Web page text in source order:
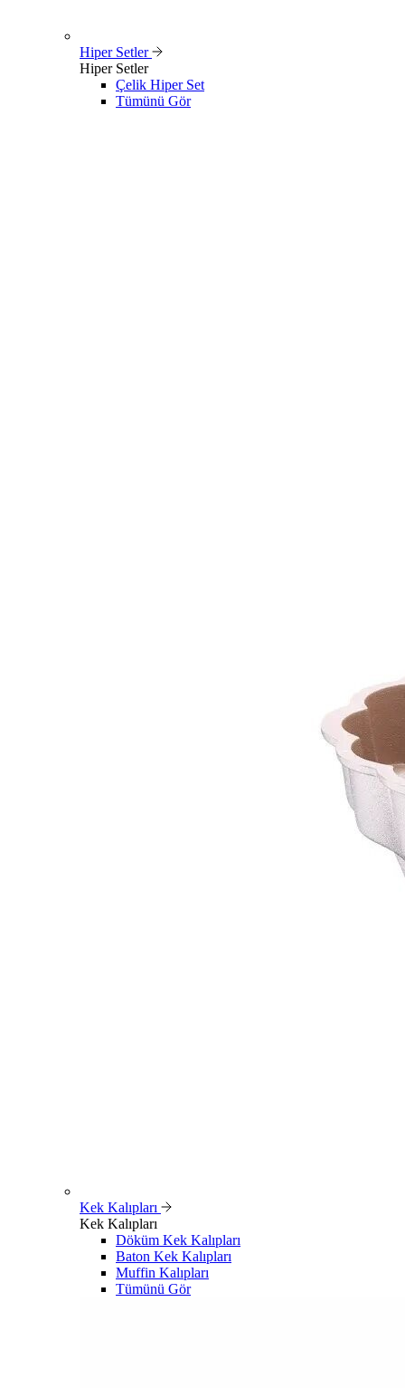
Hiper Setler
Hiper Setler
Çelik Hiper Set
Tümünü Gör
Kek Kalıpları
Kek Kalıpları
Döküm Kek Kalıpları
Baton Kek Kalıpları
Muffin Kalıpları
Tümünü Gör